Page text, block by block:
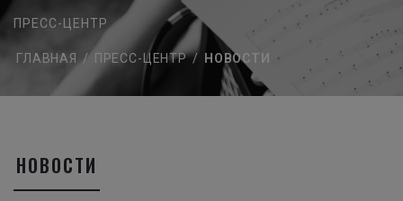
ПРЕСС-ЦЕНТР
ГЛАВНАЯ / ПРЕСС-ЦЕНТР / НОВОСТИ
НОВОСТИ